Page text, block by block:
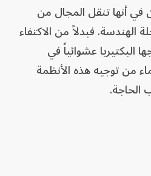
في أنها تنقل المجال من
الهندسة. فبدلاً من الاكتفاء
البكتيريا عشوائياً في
من توجيه هذه الأنظمة